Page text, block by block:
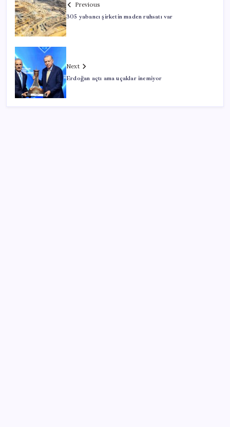
Previous
305 yabancı şirketin maden ruhsatı var
Next
Erdoğan açtı ama uçaklar inemiyor